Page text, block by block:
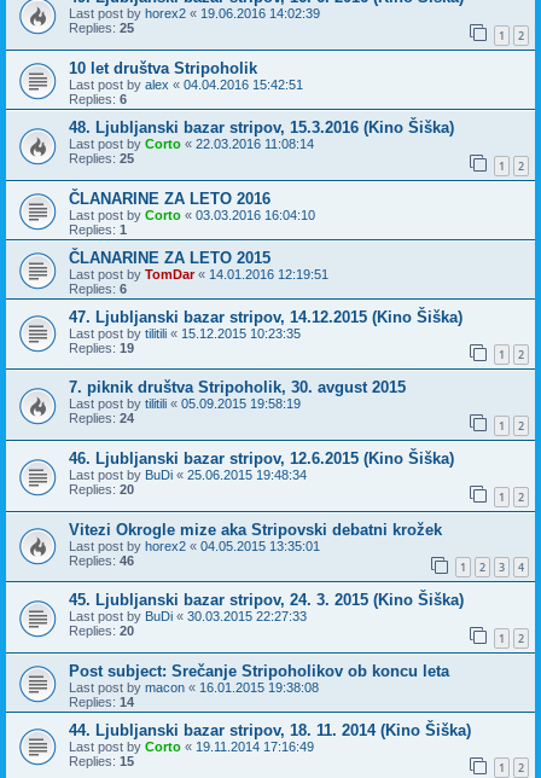
Last post by horex2 « 19.06.2016 14:02:39
Replies: 25 1 2
10 let društva Stripoholik
Last post by alex « 04.04.2016 15:42:51
Replies: 6
48. Ljubljanski bazar stripov, 15.3.2016 (Kino Šiška)
Last post by Corto « 22.03.2016 11:08:14
Replies: 25 1 2
ČLANARINE ZA LETO 2016
Last post by Corto « 03.03.2016 16:04:10
Replies: 1
ČLANARINE ZA LETO 2015
Last post by TomDar« 14.01.2016 12:19:51
Replies: 6
47. Ljubljanski bazar stripov, 14.12.2015 (Kino Šiška)
Last post by tilitili « 15.12.2015 10:23:35
Replies: 19 1 2
7. piknik društva Stripoholik, 30. avgust 2015
Last post by tilitili « 05.09.2015 19:58:19
Replies: 24 1 2
46. Ljubljanski bazar stripov, 12.6.2015 (Kino Šiška)
Last post by BuDi « 25.06.2015 19:48:34
Replies: 20 1 2
Vitezi Okrogle mize aka Stripovski debatni krožek
Last post by horex2 « 04.05.2015 13:35:01
Replies: 46 1 2 3 4
45. Ljubljanski bazar stripov, 24. 3. 2015 (Kino Šiška)
Last post by BuDi « 30.03.2015 22:27:33
Replies: 20 1 2
Post subject: Srečanje Stripoholikov ob koncu leta
Last post by macon « 16.01.2015 19:38:08
Replies: 14
44. Ljubljanski bazar stripov, 18. 11. 2014 (Kino Šiška)
Last post by Corto « 19.11.2014 17:16:49
Replies: 15 1 2